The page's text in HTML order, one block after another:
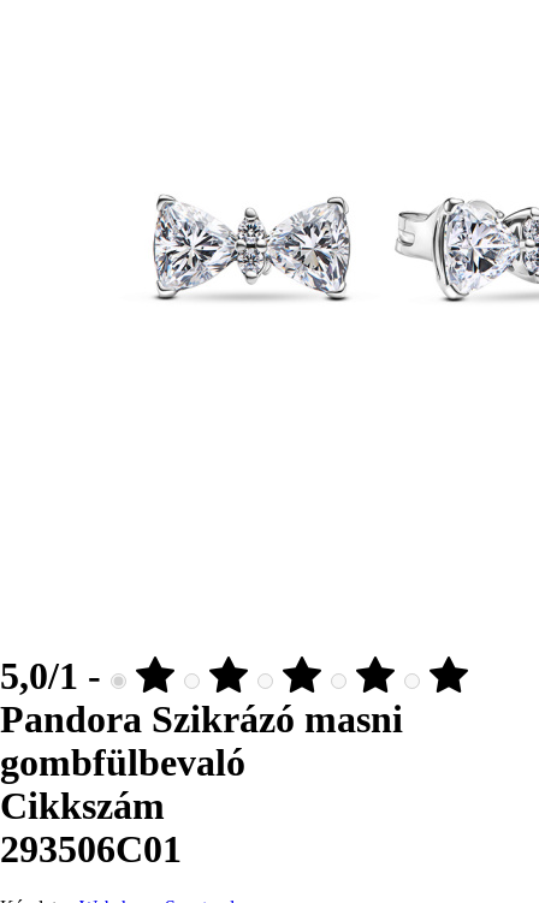
5,0/1 -
Pandora Szikrázó masni
gombfülbevaló
Cikkszám
293506C01